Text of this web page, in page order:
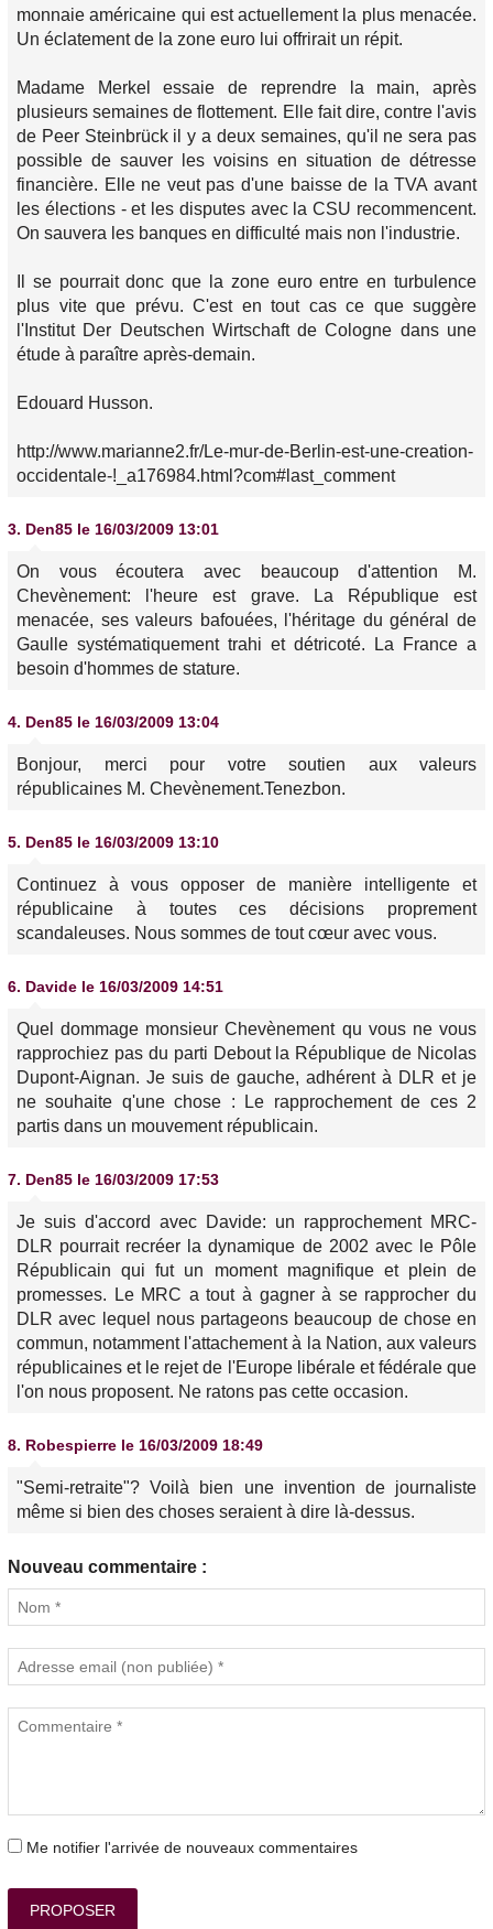
monnaie américaine qui est actuellement la plus menacée.
Un éclatement de la zone euro lui offrirait un répit.
Madame Merkel essaie de reprendre la main, après
plusieurs semaines de flottement. Elle fait dire, contre l'avis
de Peer Steinbrück il y a deux semaines, qu'il ne sera pas
possible de sauver les voisins en situation de détresse
financière. Elle ne veut pas d'une baisse de la TVA avant
les élections - et les disputes avec la CSU recommencent.
On sauvera les banques en difficulté mais non l'industrie.
Il se pourrait donc que la zone euro entre en turbulence
plus vite que prévu. C'est en tout cas ce que suggère
l'Institut Der Deutschen Wirtschaft de Cologne dans une
étude à paraître après-demain.
Edouard Husson.
http://www.marianne2.fr/Le-mur-de-Berlin-est-une-creation-
occidentale-!_a176984.html?com#last_comment
3. Den85 le 16/03/2009 13:01
On vous écoutera avec beaucoup d'attention M.
Chevènement: l'heure est grave. La République est
menacée, ses valeurs bafouées, l'héritage du général de
Gaulle systématiquement trahi et détricoté. La France a
besoin d'hommes de stature.
4. Den85 le 16/03/2009 13:04
Bonjour, merci pour votre soutien aux valeurs
républicaines M. Chevènement.Tenezbon.
5. Den85 le 16/03/2009 13:10
Continuez à vous opposer de manière intelligente et
républicaine à toutes ces décisions proprement
scandaleuses. Nous sommes de tout cœur avec vous.
6. Davide le 16/03/2009 14:51
Quel dommage monsieur Chevènement qu vous ne vous
rapprochiez pas du parti Debout la République de Nicolas
Dupont-Aignan. Je suis de gauche, adhérent à DLR et je
ne souhaite q'une chose : Le rapprochement de ces 2
partis dans un mouvement républicain.
7. Den85 le 16/03/2009 17:53
Je suis d'accord avec Davide: un rapprochement MRC-
DLR pourrait recréer la dynamique de 2002 avec le Pôle
Républicain qui fut un moment magnifique et plein de
promesses. Le MRC a tout à gagner à se rapprocher du
DLR avec lequel nous partageons beaucoup de chose en
commun, notamment l'attachement à la Nation, aux valeurs
républicaines et le rejet de l'Europe libérale et fédérale que
l'on nous proposent. Ne ratons pas cette occasion.
8. Robespierre le 16/03/2009 18:49
"Semi-retraite"? Voilà bien une invention de journaliste
même si bien des choses seraient à dire là-dessus.
Nouveau commentaire :
Me notifier l'arrivée de nouveaux commentaires
PROPOSER